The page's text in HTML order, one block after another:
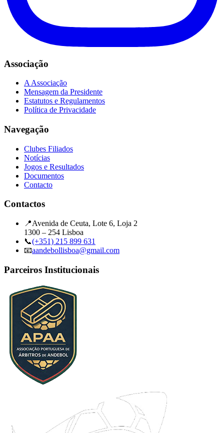
Associação
A Associação
Mensagem da Presidente
Estatutos e Regulamentos
Política de Privacidade
Navegação
Clubes Filiados
Notícias
Jogos e Resultados
Documentos
Contacto
Contactos
📍Avenida de Ceuta, Lote 6, Loja 2
1300 – 254 Lisboa
📞(+351) 215 899 631
📧aandebollisboa@gmail.com
Parceiros Institucionais